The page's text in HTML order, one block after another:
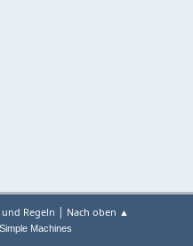
Regeln | Nach oben ▲
Simple Machines